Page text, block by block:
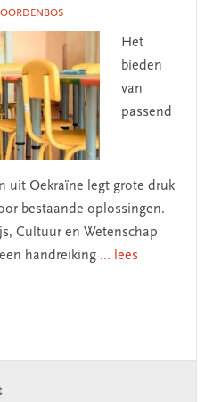
Het
bieden
van
passend
uit Oekraïne legt grote druk
bestaande oplossingen.
Cultuur en Wetenschap
handreiking ... lees